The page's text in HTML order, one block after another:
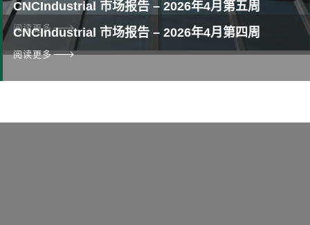
CNCIndustrial 市场报告 – 2026年4月第五周
阅读更多
CNCIndustrial 市场报告 – 2026年4月第四周
阅读更多